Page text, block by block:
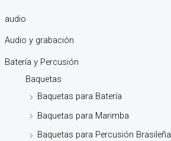
audio
Audio y grabación
Batería y Percusión
Baquetas
Baquetas para Batería
Baquetas para Marimba
Baquetas para Percusión Brasileña